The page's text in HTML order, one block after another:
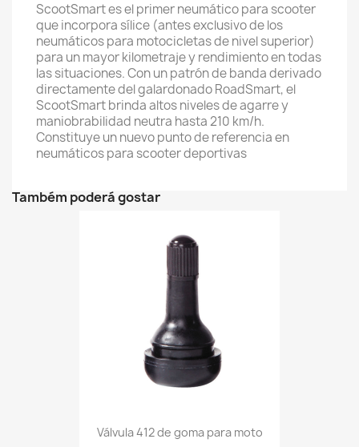
ScootSmart es el primer neumático para scooter
que incorpora sílice (antes exclusivo de los
neumáticos para motocicletas de nivel superior)
para un mayor kilometraje y rendimiento en todas
las situaciones. Con un patrón de banda derivado
directamente del galardonado RoadSmart, el
ScootSmart brinda altos niveles de agarre y
maniobrabilidad neutra hasta 210 km/h.
Constituye un nuevo punto de referencia en
neumáticos para scooter deportivas
Também poderá gostar
Válvula 412 de goma para moto